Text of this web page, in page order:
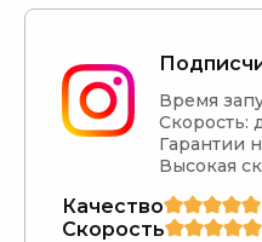
Время
Скорость:
Гарантии
Высокая
Качество
Скорость